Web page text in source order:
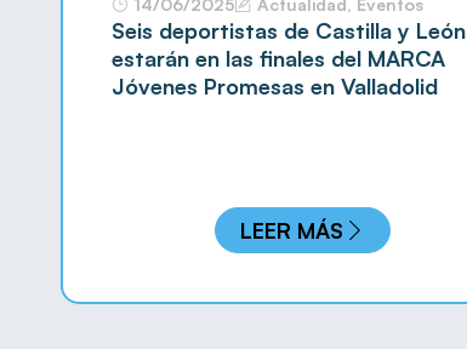
14/06/2025 Actualidad, Eventos
Seis deportistas de Castilla y León
estarán en las finales del MARCA
Jóvenes Promesas en Valladolid
LEER MÁS